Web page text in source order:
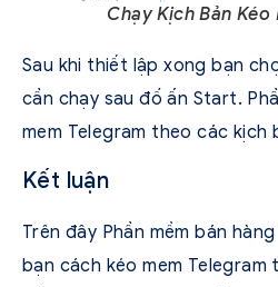
Chạy Kịch Bản
Sau khi thiết lập xong bạn
cần chạy sau đố ấn Start.
mem Telegram theo các kịch
Kết luận
Trên đây Phần mềm bán
bạn cách kéo mem